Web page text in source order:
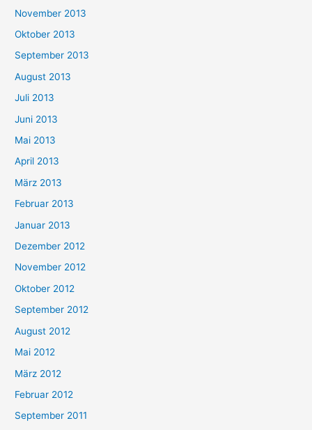
November 2013
Oktober 2013
September 2013
August 2013
Juli 2013
Juni 2013
Mai 2013
April 2013
März 2013
Februar 2013
Januar 2013
Dezember 2012
November 2012
Oktober 2012
September 2012
August 2012
Mai 2012
März 2012
Februar 2012
September 2011